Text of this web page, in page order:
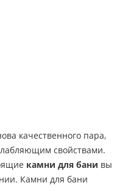
качественного пара,
свойствами.
камни для бани вы
Камни для бани